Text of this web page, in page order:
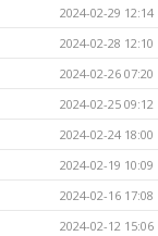
2024-02-29 12:14
2024-02-28 12:10
2024-02-26 07:20
2024-02-25 09:12
2024-02-24 18:00
2024-02-19 10:09
2024-02-16 17:08
2024-02-12 15:06